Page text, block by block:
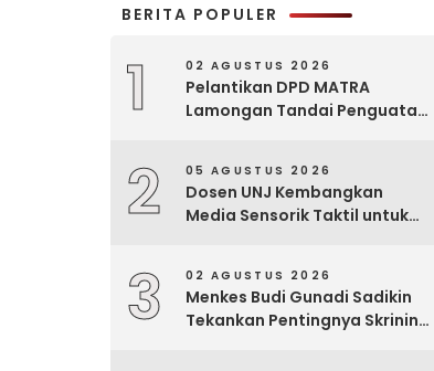
BERITA POPULER
1 02 AGUSTUS 2026
Pelantikan DPD MATRA
Lamongan Tandai Penguatan
2 05 AGUSTUS 2026
Dosen UNJ Kembangkan
Media Sensorik Taktil untuk
3 02 AGUSTUS 2026
Menkes Budi Gunadi Sadikin
Tekankan Pentingnya Skrining